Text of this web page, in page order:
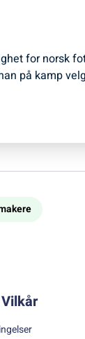
for norsk
på kamp